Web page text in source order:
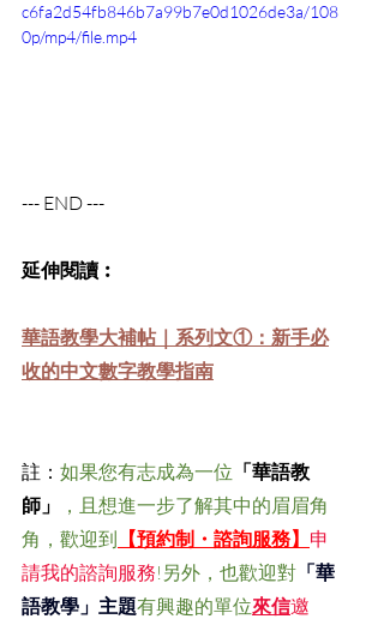
c6fa2d54fb846b7a99b7e0d1026de3a/108
0p/mp4/file.mp4
--- END ---
延伸閱讀︰
華語教學大補帖｜系列文①：新手必
收的中文數字教學指南
註： 如果您有志成為一位 「華語教
師」
，且想進一步了解其中的眉眉角
角，歡迎到 【預約制・諮詢服務】 申
請我的諮詢服務!另外，也歡迎對 「華
語教學」主題有興趣的單位來信邀